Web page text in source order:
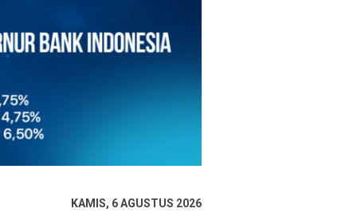
KAMIS, 6 AGUSTUS 2026